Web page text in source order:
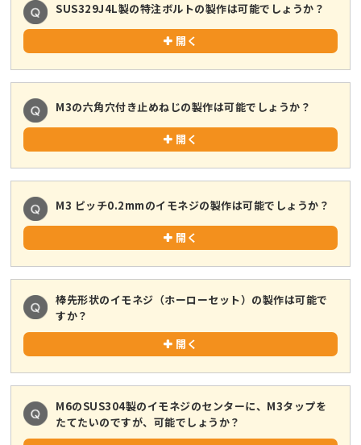
SUS329J4L製の特注ボルトの製作は可能でしょうか？
開く
M3の六角穴付き止めねじの製作は可能でしょうか？
開く
M3 ピッチ0.2mmのイモネジの製作は可能でしょうか？
開く
棒先形状のイモネジ（ホーローセット）の製作は可能で
すか？
開く
M6のSUS304製のイモネジのセンターに、M3タップを
たてたいのですが、可能でしょうか？